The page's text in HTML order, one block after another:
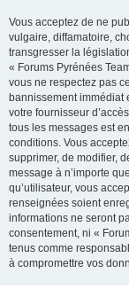
Vous acceptez de ne
vulgaire, diffamatoire,
transgresser la
« Forums Pyrénées
vous ne respectez pas
bannissement immédiat
votre fournisseur
tous les messages est
conditions. Vous
supprimer, de modifier,
message à n’importe
qu’utilisateur, vous
renseignées soient
informations ne seront
consentement, ni «
tenus comme
à compromettre vos